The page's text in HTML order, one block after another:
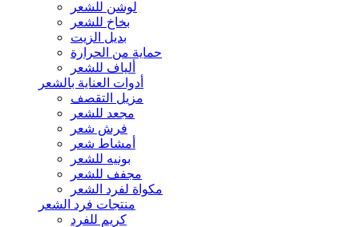
لوشن للشعر
بخاخ للشعر
بديل الزيت
حماية من الحرارة
ألياف للشعر
أدوات العناية بالشعر
مزيل التقصف
مجعد للشعر
فرش شعر
أمشاط شعر
بونيه للشعر
مجفف للشعر
مكواة لفرد الشعر
منتجات فرد الشعر
كريم للفرد